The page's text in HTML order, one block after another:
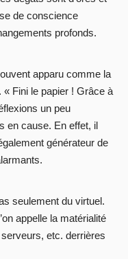
de conscience
profonds.
apparu comme la
Fini le papier ! Grâce à
un peu
en cause. En effet, il
générateur de
seulement du virtuel.
appelle la matérialité
etc. derrières